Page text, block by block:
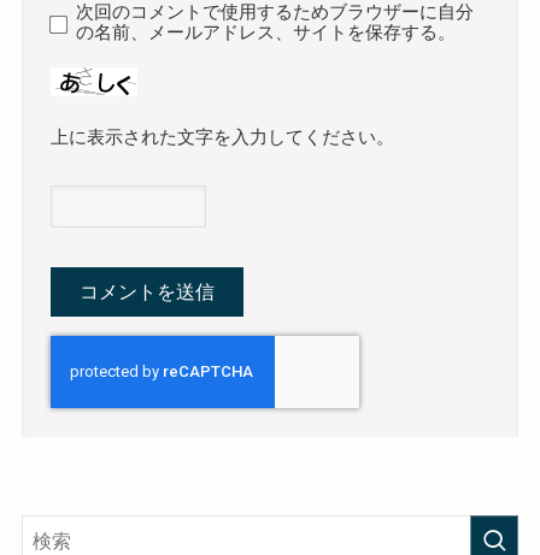
次回のコメントで使用するためブラウザーに自分
の名前、メールアドレス、サイトを保存する。
上に表示された文字を入力してください。